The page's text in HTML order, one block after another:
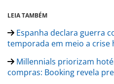
LEIA TAMBÉM
Espanha declara guerra
temporada em meio a crise
Millennials priorizam
compras: Booking revela